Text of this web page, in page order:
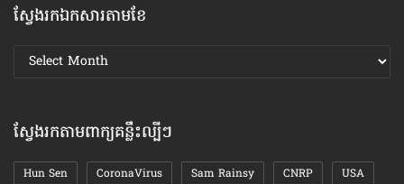
ស្វែងរកឯកសារតាមខែ
ស្វែងរក
ឯកសារ
ស្វែងរកតាមពាក្យគន្លឹះល្បីៗ
Hun Sen CoronaVirus Sam Rainsy CNRP USA